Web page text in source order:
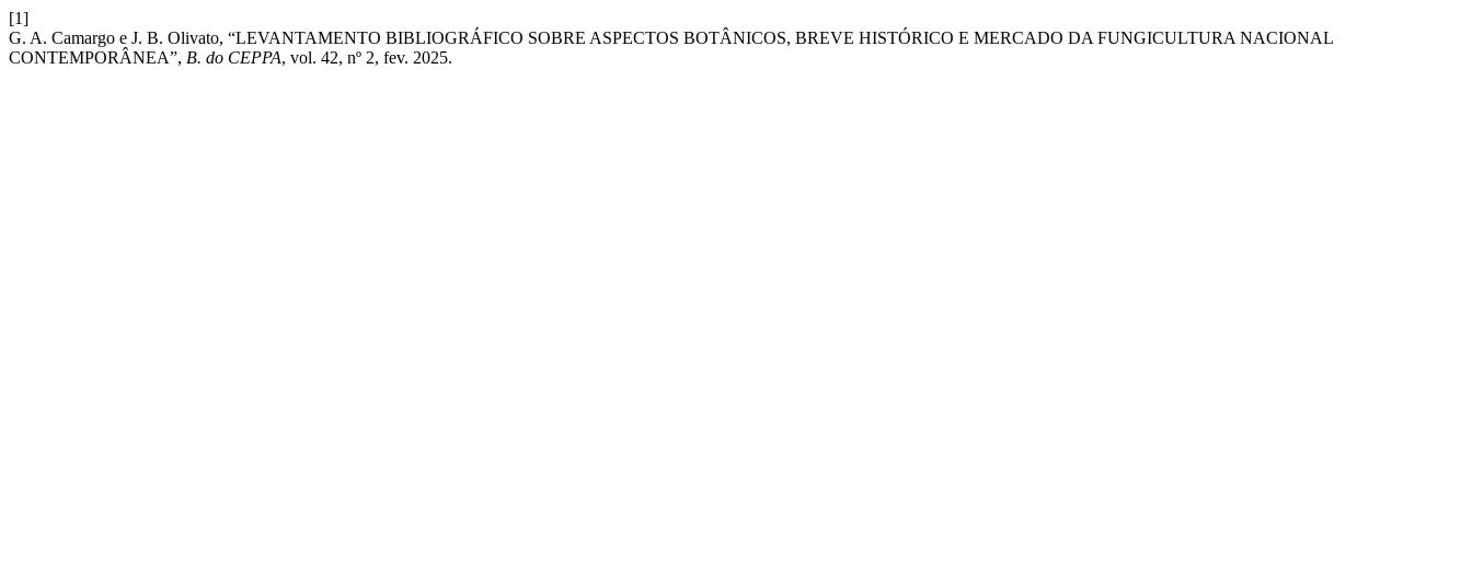
[1]
G. A. Camargo e J. B. Olivato, “LEVANTAMENTO BIBLIOGRÁFICO SOBRE ASPECTOS BOTÂNICOS, BREVE HISTÓRICO E MERCADO DA FUNGICULTURA NACIONAL
CONTEMPORÂNEA”, B. do CEPPA, vol. 42, nº 2, fev. 2025.